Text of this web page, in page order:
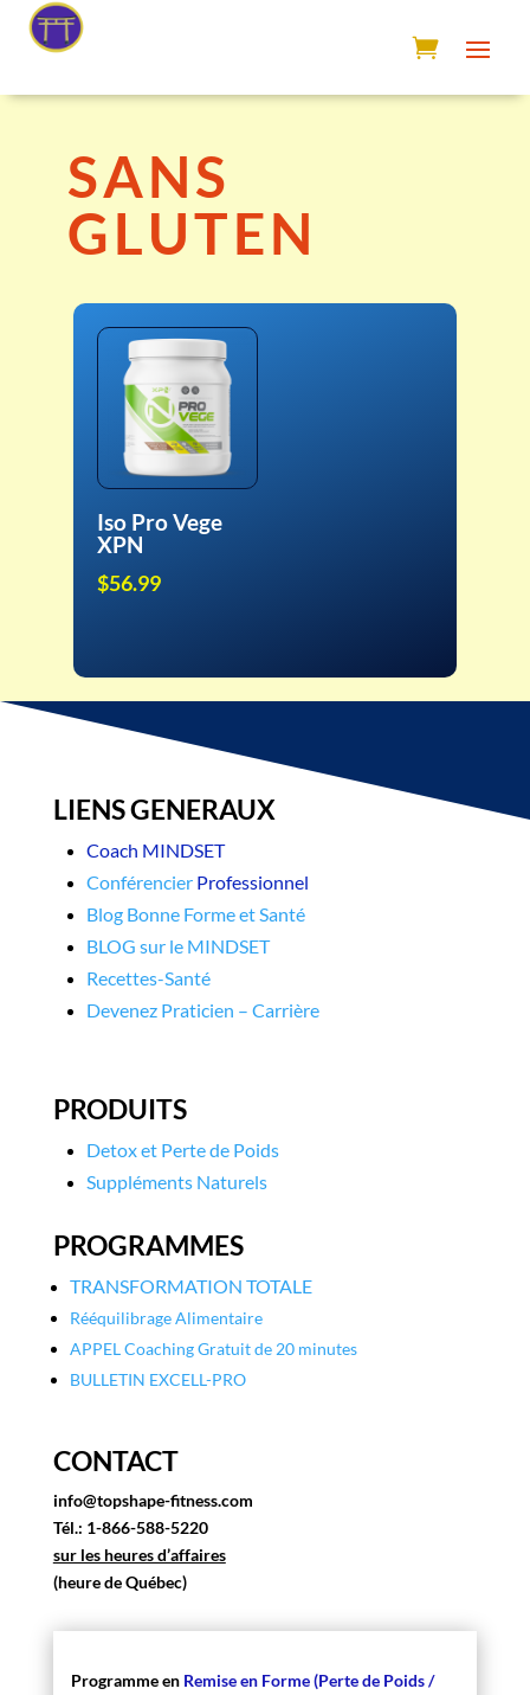
SANS
GLUTEN
Iso Pro Vege
XPN
$56.99
LIENS GENERAUX
Coach MINDSET
Conférencier Professionnel
Blog​ Bonne Forme et Santé
BLOG sur le MINDSET
Recettes-Santé
Devenez Praticien – Carrière
PRODUITS
Detox et Perte de Poids
Suppléments Naturels
PROGRAMMES
TRANSFORMATION TOTALE
Rééquilibrage Alimentaire
APPEL Coaching Gratuit de 20 minutes
BULLETIN EXCELL-PRO
CONTACT
info@topshape-fitness.com
​Tél.: ​1-866-588-5220
sur les heures d’affaires
(heure de Québec)
Programme en ​ Remise en Forme (Perte de Poids /